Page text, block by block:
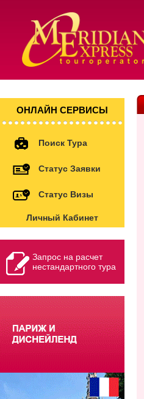
ОНЛАЙН СЕРВИСЫ
Поиск Тура
Статус Заявки
Статус Визы
Личный Кабинет
Запрос на расчет
нестандартного тура